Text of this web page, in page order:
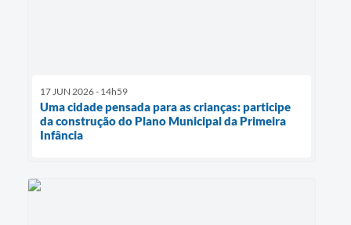
17 JUN 2026 - 14h59
Uma cidade pensada para as crianças: participe
da construção do Plano Municipal da Primeira
Infância